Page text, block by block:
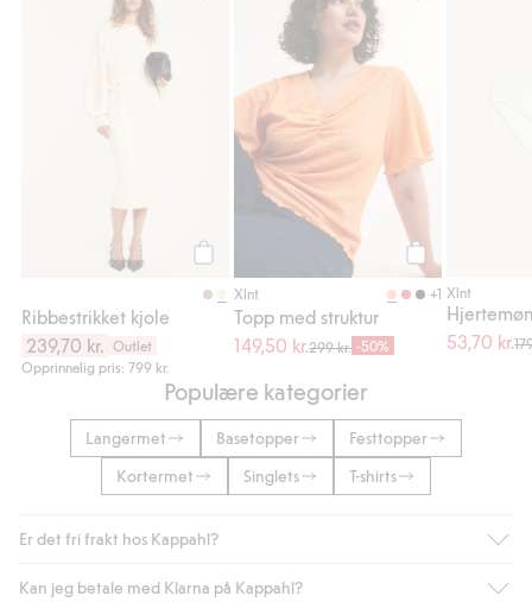
Legg til
Ribbestrikket kjole
239,70 kr.
Outlet
Opprinnelig pris: 799 kr.
Ribbestrikket kjole, Legg til i favoriter
Legg til
Xlnt +1
Topp med struktur
149,50 kr.299 kr. -50%
Xlnt
53,70 kr.
Populære kategorier
Langermet Basetopper
Festtopper
Kortermet
Singlets T-shirts
Er det fri frakt hos Kappahl?
Kan jeg betale med Klarna på Kappahl?